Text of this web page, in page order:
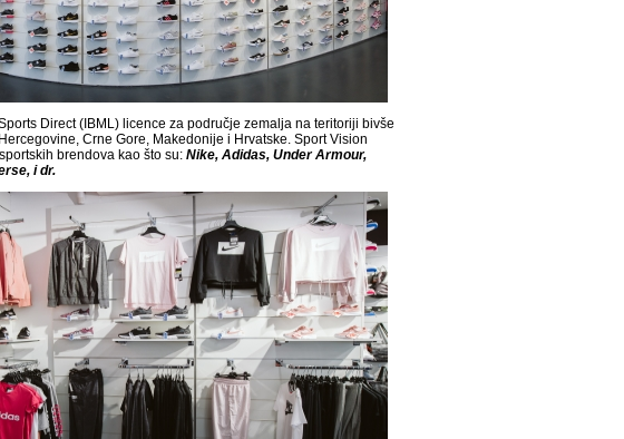
Direct (IBML) licence za područje zemalja na teritoriji bivše
Crne Gore, Makedonije i Hrvatske. Sport Vision
brendova kao što su: Nike, Adidas, Under Armour,
i dr.